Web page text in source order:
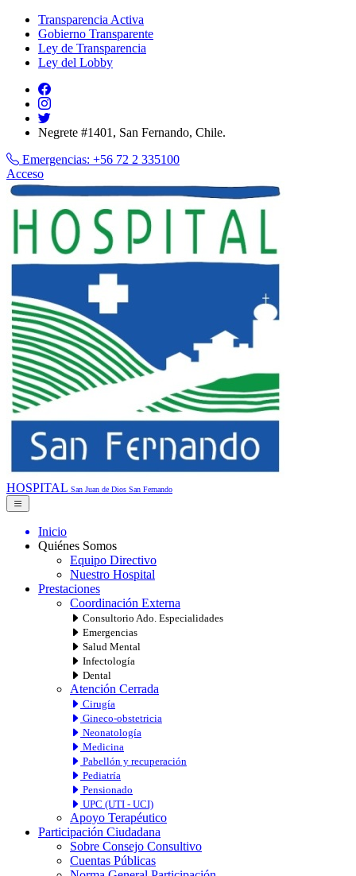
Transparencia Activa
Gobierno Transparente
Ley de Transparencia
Ley del Lobby
Negrete #1401, San Fernando, Chile.
Emergencias: +56 72 2 335100
Acceso
HOSPITAL San Juan de Dios San Fernando
Inicio
Quiénes Somos
Equipo Directivo
Nuestro Hospital
Prestaciones
Coordinación Externa
Consultorio Ado. Especialidades
Emergencias
Salud Mental
Infectología
Dental
Atención Cerrada
Cirugía
Gineco-obstetricia
Neonatología
Medicina
Pabellón y recuperación
Pediatría
Pensionado
UPC (UTI - UCI)
Apoyo Terapéutico
Participación Ciudadana
Sobre Consejo Consultivo
Cuentas Públicas